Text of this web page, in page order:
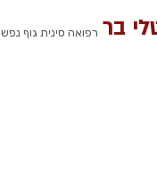
רפואה סינית גוף נפש בר